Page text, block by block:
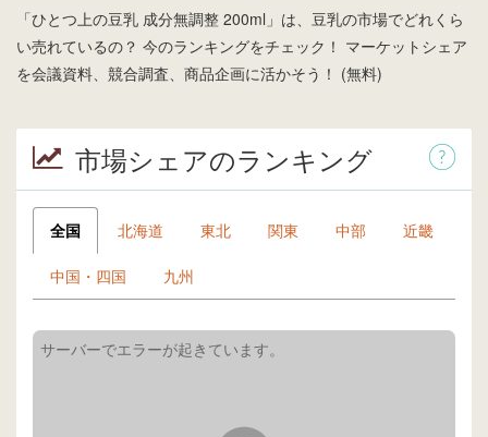
「ひとつ上の豆乳 成分無調整 200ml」は、豆乳の市場でどれくら
い売れているの？ 今のランキングをチェック！ マーケットシェア
を会議資料、競合調査、商品企画に活かそう！ (無料)
市場シェアのランキング
全国 北海道 東北 関東 中部 近畿
中国・四国 九州